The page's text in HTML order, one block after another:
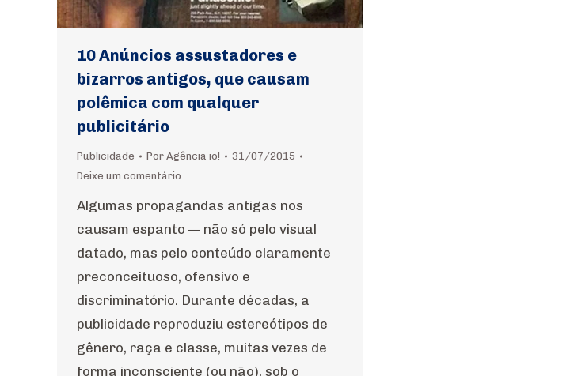
10 Anúncios assustadores e
bizarros antigos, que causam
polêmica com qualquer
publicitário
Publicidade Por Agência io!
31/07/2015
Deixe um comentário
Algumas propagandas antigas nos
causam espanto — não só pelo visual
datado, mas pelo conteúdo claramente
preconceituoso, ofensivo e
discriminatório. Durante décadas, a
publicidade reproduziu estereótipos de
gênero, raça e classe, muitas vezes de
forma inconsciente (ou não), sob o